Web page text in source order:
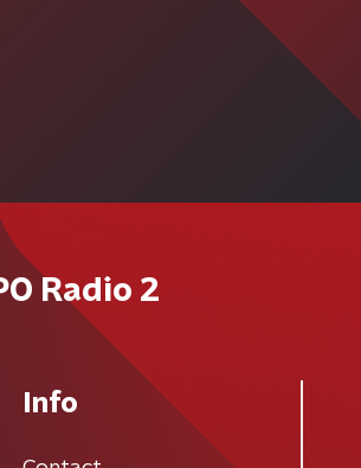
Radio 2
Info